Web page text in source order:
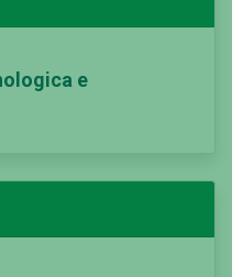
e